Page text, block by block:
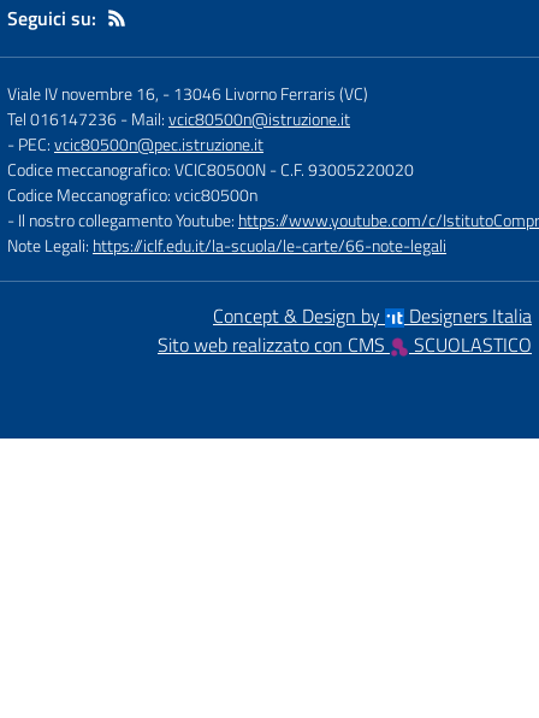
Seguici su:
Viale IV novembre 16, -13046 Livorno Ferraris (VC)
Tel 016147236- Mail:vcic80500n@istruzione.it
- PEC:vcic80500n@pec.istruzione.it
Codice meccanografico: VCIC80500N- C.F. 93005220020
Codice Meccanografico: vcic80500n
- Il nostro collegamento Youtube: https://www.youtube.com/c/
Note Legali: https://iclf.edu.it/la-scuola/le-carte/66-note-legali
Concept & Design by
Designers Italia
Sito web realizzato con CMS
SCUOLASTICO